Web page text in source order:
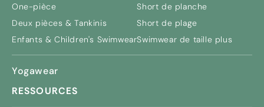
One-pièce
Deux pièces & Tankinis
Enfants & Children's Swimwear
Short de planche
Short de plage
Swimwear de taille plus
Yogawear
RESSOURCES